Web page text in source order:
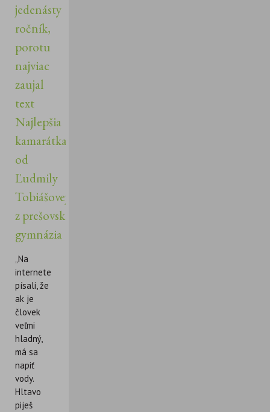
jedenásty
ročník,
porotu
najviac
zaujal
text
Najlepšia
kamarátka
od
Ľudmily
Tobiášovej
z prešovského
gymnázia
„Na
internete
písali, že
ak je
človek
veľmi
hladný,
má sa
napiť
vody.
Hltavo
piješ